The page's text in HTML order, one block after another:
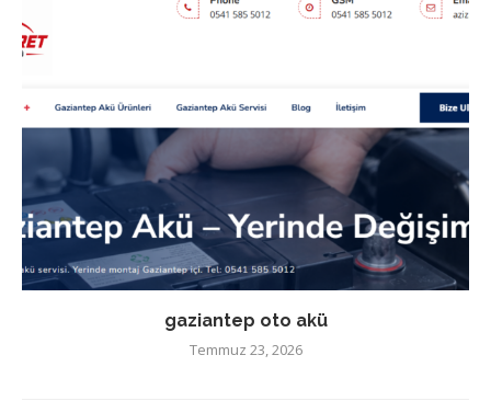
gaziantep oto akü
Temmuz 23, 2026